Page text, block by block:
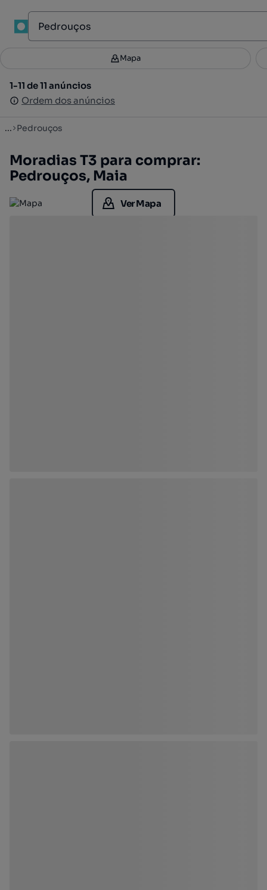
Filtros 3
1-11 de 11 anúncios
Ordem dos anúncios
Mapa
1-11 de 11 anúncios
Ordem dos anúncios
... Pedrouços
Moradias T3 para comprar:
Pedrouços, Maia
Ver Mapa